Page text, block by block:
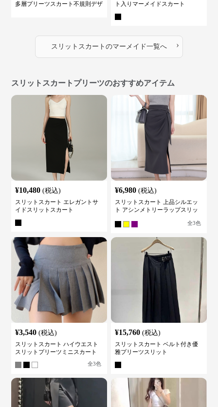
多層プリーツスカート不規則デザ
ト入りマーメイドスカート
スリットスカート のマーメイド一覧へ ›
スリットスカートプリーツのおすすめアイテム
¥10,480 (税込)
スリットスカート エレガントサ
イドスリットスカート
¥6,980 (税込)
スリットスカート 上品シルエッ
ト アシンメトリーラップスリッ
全3色
¥3,540 (税込)
スリットスカート ハイウエスト
スリットプリーツミニスカート
全3色
¥15,760 (税込)
スリットスカート ベルト付き優
雅プリーツスリット